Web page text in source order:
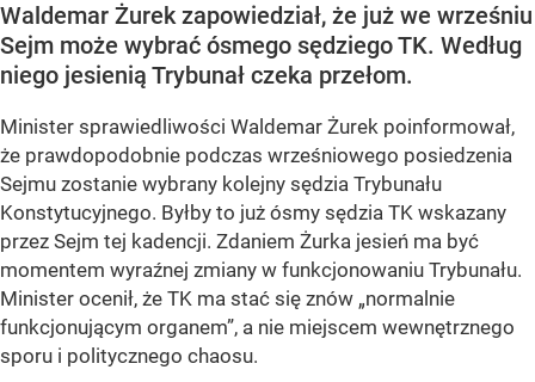
Waldemar Żurek zapowiedział, że już we wrześniu
Sejm może wybrać ósmego sędziego TK. Według
niego jesienią Trybunał czeka przełom.
Minister sprawiedliwości Waldemar Żurek poinformował,
że prawdopodobnie podczas wrześniowego posiedzenia
Sejmu zostanie wybrany kolejny sędzia Trybunału
Konstytucyjnego. Byłby to już ósmy sędzia TK wskazany
przez Sejm tej kadencji. Zdaniem Żurka jesień ma być
momentem wyraźnej zmiany w funkcjonowaniu Trybunału.
Minister ocenił, że TK ma stać się znów „normalnie
funkcjonującym organem”, a nie miejscem wewnętrznego
sporu i politycznego chaosu.